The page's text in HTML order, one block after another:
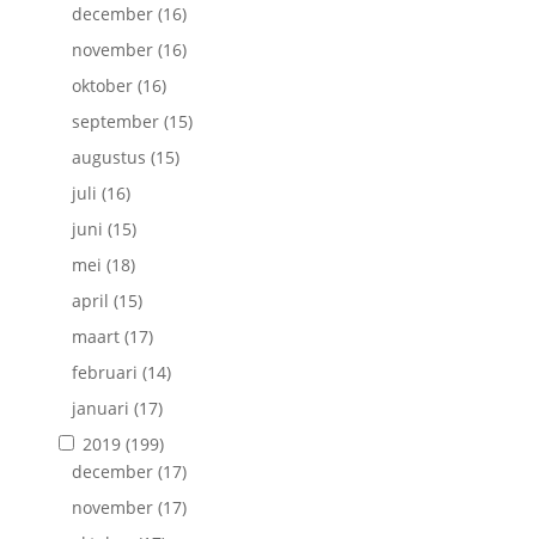
december(16)
november(16)
oktober(16)
september(15)
augustus (15)
juli (16)
juni (15)
mei (18)
april (15)
maart(17)
februari (14)
januari (17)
2019(199)
december(17)
november(17)